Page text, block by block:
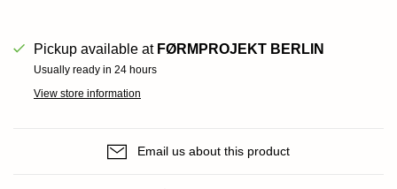
Pickup available at FØRMPROJEKT BERLIN
Usually ready in 24 hours
View store information
Email us about this product